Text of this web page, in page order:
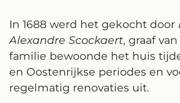
In 1688 werd het gekocht door
Alexandre Scockaert, graaf
familie bewoonde het huis
en Oostenrijkse periodes en
regelmatig renovaties uit.